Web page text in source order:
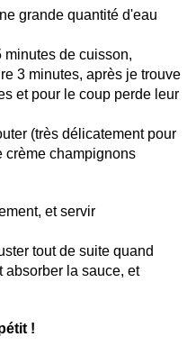
grande quantité d'eau
minutes de cuisson,
3 minutes, après je trouve
et pour le coup perde leur
(très délicatement pour
crème champignons
et servir
tout de suite quand
absorber la sauce, et
!